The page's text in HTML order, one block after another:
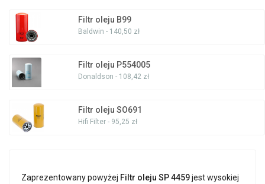
Filtr oleju B99
Baldwin - 140,50 zł
Filtr oleju P554005
Donaldson - 108,42 zł
Filtr oleju SO691
Hifi Filter - 95,25 zł
Zaprezentowany powyżej Filtr oleju SP 4459jest wysokiej